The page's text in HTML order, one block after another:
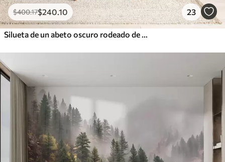
$400.17$240 .10 23